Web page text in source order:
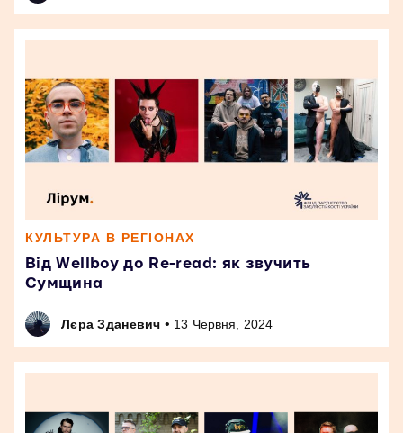
КУЛЬТУРА В РЕГІОНАХ
Від Wellboy до Re-read: як звучить
Сумщина
Лєра Зданевич • 13 Червня, 2024